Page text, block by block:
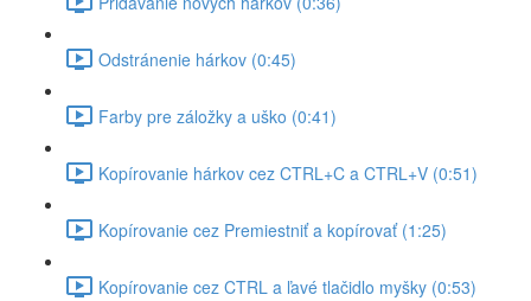
Odstránenie hárkov (0:45)
Farby pre záložky a uško (0:41)
Kopírovanie hárkov cez CTRL+C a CTRL+V (0:51)
Kopírovanie cez Premiestniť a kopírovať (1:25)
Kopírovanie cez CTRL a ľavé tlačidlo myšky (0:53)